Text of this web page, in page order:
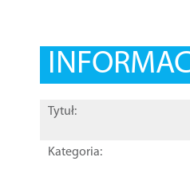
Tytuł:
Kategoria: